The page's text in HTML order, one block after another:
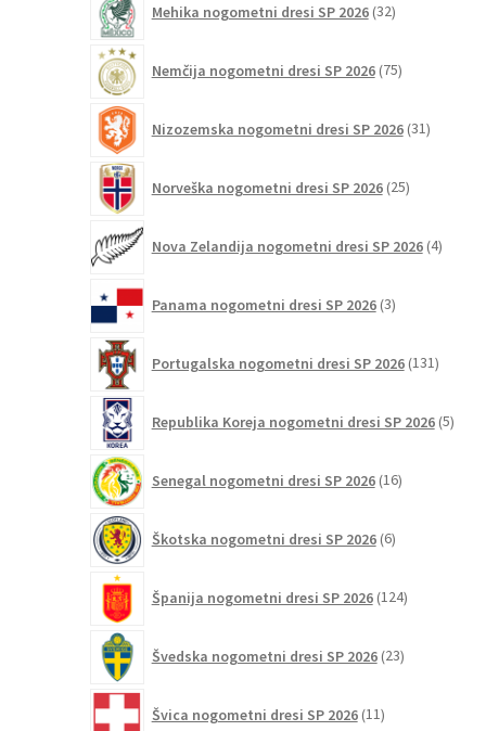
Mehika nogometni dresi SP 2026 32izdelkov
Nemčija nogometni dresi SP 2026 75izdelkov
Nizozemska nogometni dresi SP 2026 31izdelkov
Norveška nogometni dresi SP 2026 25izdelkov
Nova Zelandija nogometni dresi SP 2026 4izdelki
Panama nogometni dresi SP 2026 3izdelki
Portugalska nogometni dresi SP 2026 131
Republika Koreja nogometni dresi SP 2026 5
Senegal nogometni dresi SP 2026 16izdelkov
Škotska nogometni dresi SP 2026 6izdelkov
Španija nogometni dresi SP 2026 124izdelkov
Švedska nogometni dresi SP 2026 23izdelkov
Švica nogometni dresi SP 2026 11izdelkov